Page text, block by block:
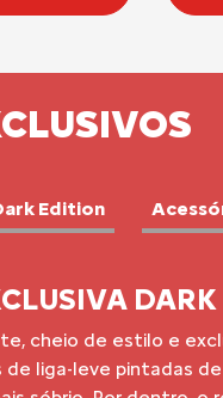
Edition
e da elegância.
robustez de um SUV